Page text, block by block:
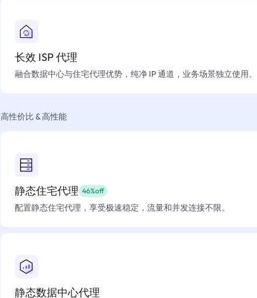
长效 ISP 代理
融合数据中心与住宅代理优势，纯净 IP 通道，业务场景独立使用。
高性价比 & 高性能
静态住宅代理 46%off
配置静态住宅代理，享受极速稳定，流量和并发连接不限。
静态数据中心代理